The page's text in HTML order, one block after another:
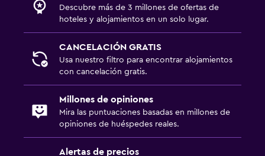
Descubre más de 3 millones de ofertas de
hoteles y alojamientos en un solo lugar.
CANCELACIÓN GRATIS
Usa nuestro filtro para encontrar alojamientos
con cancelación gratis.
Millones de opiniones
Mira las puntuaciones basadas en millones de
opiniones de huéspedes reales.
Alertas de precios